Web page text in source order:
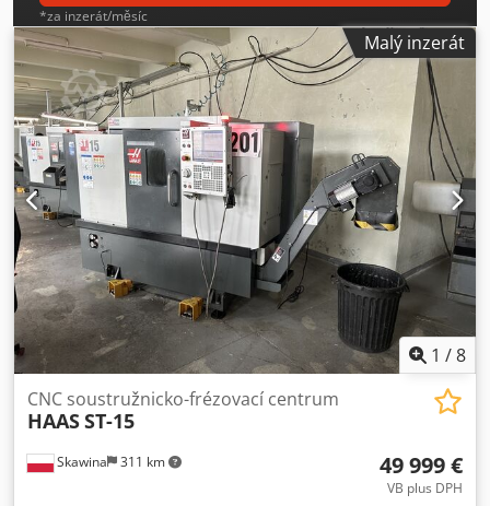
*za inzerát/měsíc
Malý inzerát
1 /8
Skawina 311 km
CNC soustružnicko-frézovací centrum
HAASST-15
49 999 €
VB plus DPH